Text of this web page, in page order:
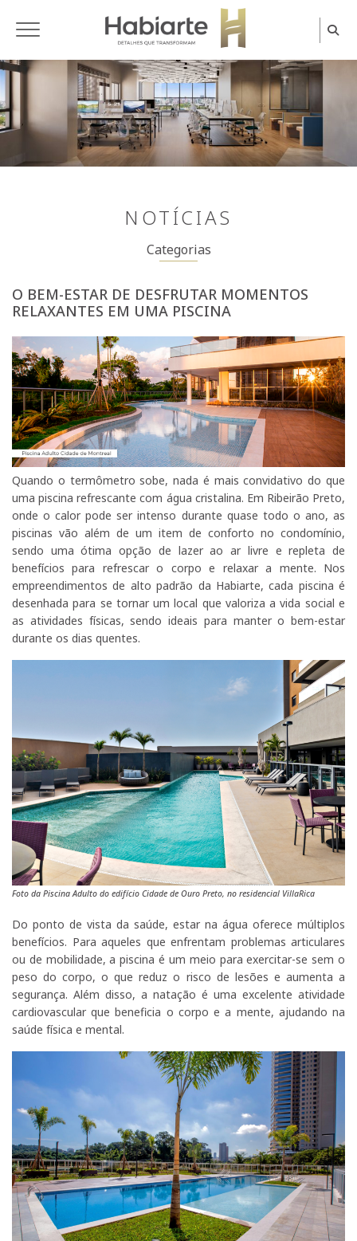
NOTÍCIAS
Categorias
O BEM-ESTAR DE DESFRUTAR MOMENTOS
RELAXANTES EM UMA PISCINA
Quando o termômetro sobe, nada é mais convidativo do que
uma piscina refrescante com água cristalina. Em Ribeirão Preto,
onde o calor pode ser intenso durante quase todo o ano, as
piscinas vão além de um item de conforto no condomínio,
sendo uma ótima opção de lazer ao ar livre e repleta de
benefícios para refrescar o corpo e relaxar a mente. Nos
empreendimentos de alto padrão da Habiarte, cada piscina é
desenhada para se tornar um local que valoriza a vida social e
as atividades físicas, sendo ideais para manter o bem-estar
durante os dias quentes.
Foto da Piscina Adulto do edifício Cidade de Ouro Preto, no residencial VillaRica
Do ponto de vista da saúde, estar na água oferece múltiplos
benefícios. Para aqueles que enfrentam problemas articulares
ou de mobilidade, a piscina é um meio para exercitar-se sem o
peso do corpo, o que reduz o risco de lesões e aumenta a
segurança. Além disso, a natação é uma excelente atividade
cardiovascular que beneficia o corpo e a mente, ajudando na
saúde física e mental.